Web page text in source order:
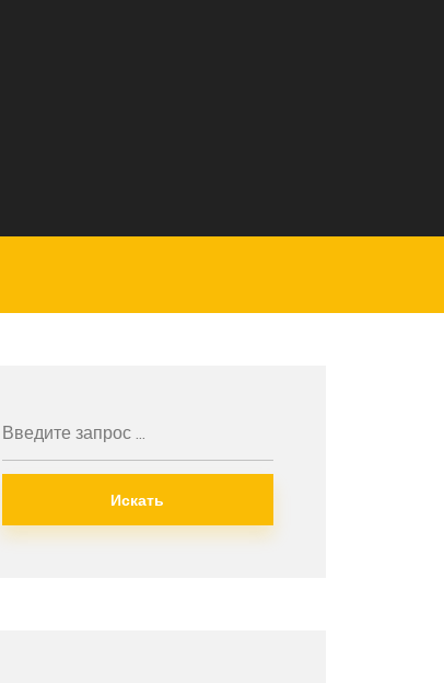
Искать